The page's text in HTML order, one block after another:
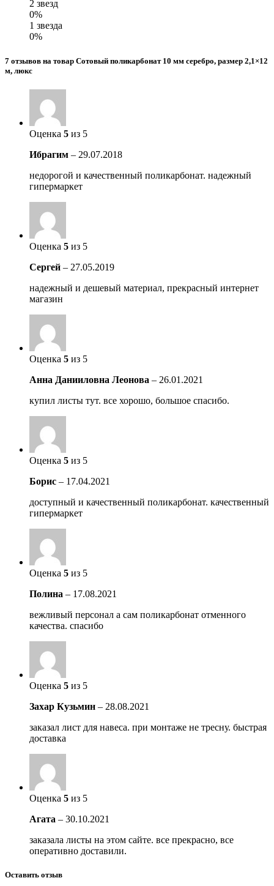
2 звезд
0%
1 звезда
0%
7 отзывов на товар Сотовый поликарбонат 10 мм серебро, размер 2,1×12
м, люкс
Оценка 5 из 5
Ибрагим – 29.07.2018
недорогой и качественный поликарбонат. надежный
гипермаркет
Оценка 5 из 5
Сергей – 27.05.2019
надежный и дешевый материал, прекрасный интернет
магазин
Оценка 5 из 5
Анна Данииловна Леонова – 26.01.2021
купил листы тут. все хорошо, большое спасибо.
Оценка 5 из 5
Борис – 17.04.2021
доступный и качественный поликарбонат. качественный
гипермаркет
Оценка 5 из 5
Полина – 17.08.2021
вежливый персонал а сам поликарбонат отменного
качества. спасибо
Оценка 5 из 5
Захар Кузьмин – 28.08.2021
заказал лист для навеса. при монтаже не тресну. быстрая
доставка
Оценка 5 из 5
Агата – 30.10.2021
заказала листы на этом сайте. все прекрасно, все
оперативно доставили.
Оставить отзыв